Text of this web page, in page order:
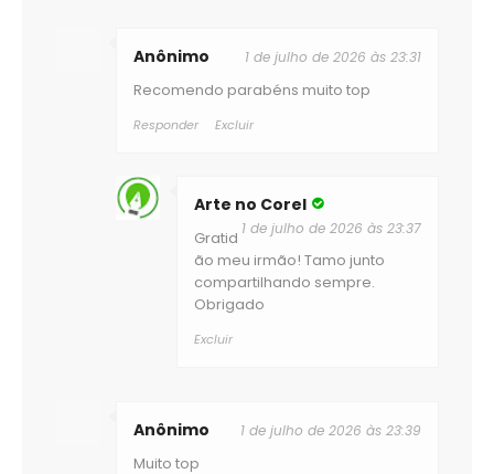
Anônimo 1 de julho de 2026 às 23:31
Recomendo parabéns muito top
Responder Excluir
Arte no Corel
1 de julho de 2026 às 23:37
Gratid
ão meu irmão! Tamo junto
compartilhando sempre.
Obrigado
Excluir
Anônimo 1 de julho de 2026 às 23:39
Muito top